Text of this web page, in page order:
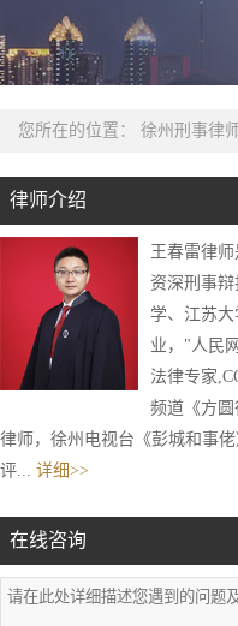
您所在的位置： 徐州刑事律
律师介绍
王春雷律
资深刑事
学、江苏
业，"人民
法律专家
频道《方圆
律师，徐州电视台《彭城和事
评... 详细>>
在线咨询